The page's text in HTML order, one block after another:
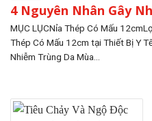
4 Nguyên Nhân Gây
MỤC LỤCNỉa Thép Có Mấu
Thép Có Mấu 12cm tại Thiết Bị Y
Nhiễm Trùng Da Mùa...